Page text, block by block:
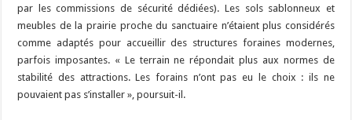
par les commissions de sécurité dédiées). Les sols sablonneux et
meubles de la prairie proche du sanctuaire n’étaient plus considérés
comme adaptés pour accueillir des structures foraines modernes,
parfois imposantes. « Le terrain ne répondait plus aux normes de
stabilité des attractions. Les forains n’ont pas eu le choix : ils ne
pouvaient pas s’installer », poursuit-il.